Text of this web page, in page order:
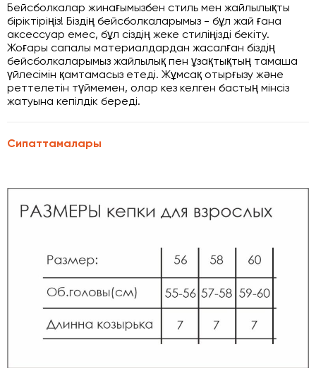
Бейсболкалар жинағымызбен стиль мен жайлылықты
біріктіріңіз! Біздің бейсболкаларымыз - бұл жай ғана
аксессуар емес, бұл сіздің жеке стиліңізді бекіту.
Жоғары сапалы материалдардан жасалған біздің
бейсболкаларымыз жайлылық пен ұзақтықтың тамаша
үйлесімін қамтамасыз етеді. Жұмсақ отырғызу және
реттелетін түймемен, олар кез келген бастың мінсіз
жатуына кепілдік береді.
Сипаттамалары